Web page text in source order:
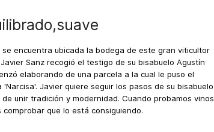
se encuentra ubicada la bodega de este gran viticultor
Sanz recogió el testigo de su bisabuelo Agustín
elaborando de una parcela a la cual le puso el
'Narcisa'. Javier quiere seguir los pasos de su bisabuelo
unir tradición y modernidad. Cuando probamos vinos
que lo está consiguiendo.